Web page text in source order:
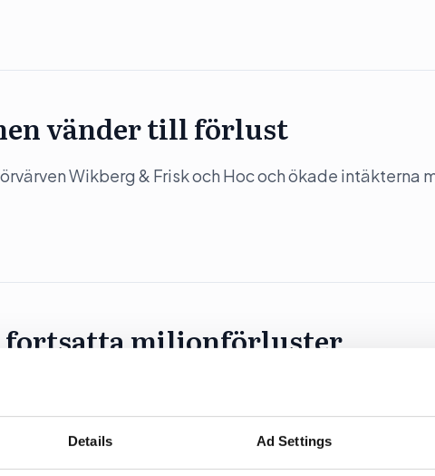
Details Ad Settings
vänder till förlust
Wikberg & Frisk och Hoc och ökade intäkterna
fortsatta miljonförluster
omsättningen via ett tyskt uppdrag men dras fortsatt